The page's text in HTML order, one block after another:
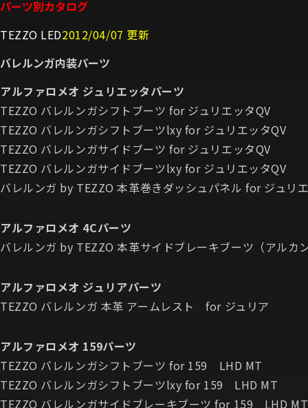
パーツ別カタログ
TEZZO LED2012/04/07 更新
バレルンガ内装パーツ
アルファロメオ ジュリエッタパーツ
TEZZO バレルンガシフトブーツ for ジュリエッタQV
TEZZO バレルンガシフトブーツlxy for ジュリエッタQV
TEZZO バレルンガサイドブーツ for ジュリエッタQV
TEZZO バレルンガサイドブーツlxy for ジュリエッタQV
バレルンガ by TEZZO 本革巻きダッシュパネル for ジュリ
アルファロメオ 4Cパーツ
バレルンガ by TEZZO 本革サイドブレーキブーツ（アルカ
アルファロメオ ジュリアパーツ
TEZZO バレルンガ 本革 アームレスト for ジュリア
アルファロメオ 159パーツ
TEZZO バレルンガシフトブーツ for 159 LHD MT
TEZZO バレルンガシフトブーツlxy for 159 LHD MT
TEZZO バレルンガサイドブレーキブーツ for 159 LHD MT